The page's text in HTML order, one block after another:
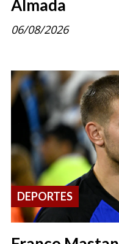
Almada
06/08/2026
DEPORTES